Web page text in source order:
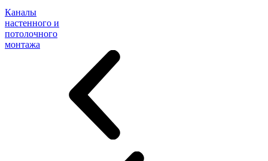
Каналы
настенного и
потолочного
монтажа